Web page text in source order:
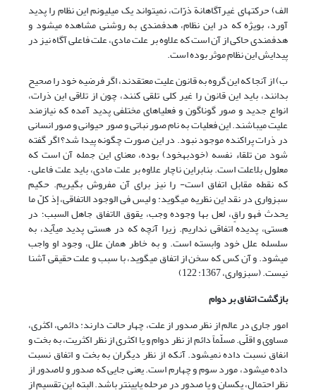
الف) حرکت‏های غیرآگاهانة ذرّات، نمی‏تواند یک میلیونم این نظام را پدید
آورد، بویژه که در این نظام، هدفمندی به روشنی مشاهده می‏شود و
هدفمندی حاکی از آن است که علاوه بر علت مادی، علت فاعلی آگاه نیز در
پیدایش این نظام موثر بوده است.
ب) از آنجا که این گروه به قانون علیت معتقدند، اگر فرضیه خود را صحیح
بدانند، باید این قانون را غیر کلی تلقی کنند، چون از تلاقی این ذرات،
انواع جدید و صور گوناگون و فعلیا‏های مختلفی پدید آمده که نیازمند
علیت می‏باشند. این فعلیات به نام صور نباتی و صور حیوانی و صور انسانی
در ذرات پراکنده موجود نبود. در این صورت چگونه پیدا شد؟ اگر گفته
شود من تلقاء نفسه (خودبه‏خود) بوده، معنای این جمله آن است که
معلول بلاعلت است. بنابراین ناچار علاوه بر علت مادی، باید علت فاعلی –
که نقطه مقابل اتفاق است- را نیز برای آن مفروش بگیریم. حکیم
سبزواری در نقد این نظریه می‏گوید: و لیس فی الوجود الاتفاقی، إذ کلّ ما
یحدث فهو راقٍ، لعل بها وجوده وجب، یقوق الاتفاق جاهل السبب؛ در
هستی، پدیده اتفاقی نداریم. زیرا آنچه که در هستی پدید می‏آید، به
سلسله علل خود وابسته است. و به خاطر همان علل، وجود او واجب
می‏شود. و آن کس که سخن از اتفاق می‏گوید، با سبب و علت حقیقی آشنا
نیست. (سبزواری، 1367: 122)
بازگشت اتفاق بر دوام
امور جاری در عالم از نظر صدور از علت، چهار حالت دارند: دائمی، اکثری،
مساوی و اقلّی. مسلّماً دائم از نظر دوام و یا اکثری از نظر اکثریت، به بخت و
انفاق نسبت داده نمیشود. آنکه از نظر دیگران به بخت و اتفاق نسبت
داده می‏شود، مورد سوم و چهارم است. یعنی جایی که صدور و لاصدور از
نظر احتمال، یکسان و یا صدور در مرحله پایین‏تر باشد. البته این تقسیم از